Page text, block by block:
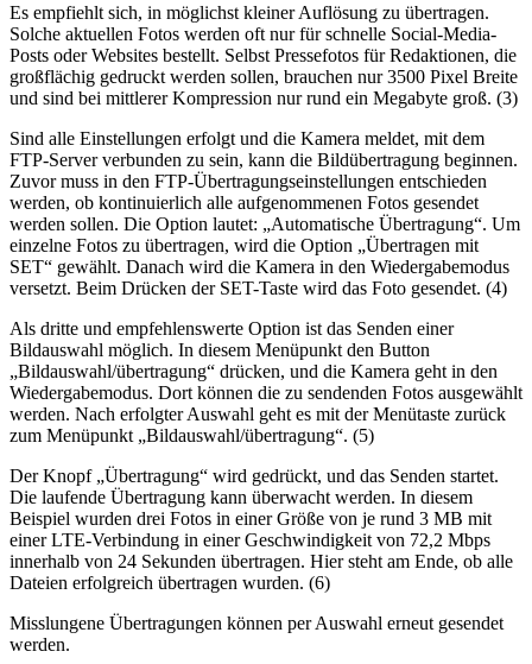
Es empfiehlt sich, in möglichst kleiner Auflösung zu übertragen.
Solche aktuellen Fotos werden oft nur für schnelle Social-Media-
Posts oder Websites bestellt. Selbst Pressefotos für Redaktionen, die
großflächig gedruckt werden sollen, brauchen nur 3500 Pixel Breite
und sind bei mittlerer Kompression nur rund ein Megabyte groß. (3)
Sind alle Einstellungen erfolgt und die Kamera meldet, mit dem
FTP-Server verbunden zu sein, kann die Bildübertragung beginnen.
Zuvor muss in den FTP-Übertragungseinstellungen entschieden
werden, ob kontinuierlich alle aufgenommenen Fotos gesendet
werden sollen. Die Option lautet: „Automatische Übertragung“. Um
einzelne Fotos zu übertragen, wird die Option „Übertragen mit
SET“ gewählt. Danach wird die Kamera in den Wiedergabemodus
versetzt. Beim Drücken der SET-Taste wird das Foto gesendet. (4)
Als dritte und empfehlenswerte Option ist das Senden einer
Bildauswahl möglich. In diesem Menüpunkt den Button
„Bildauswahl/übertragung“ drücken, und die Kamera geht in den
Wiedergabemodus. Dort können die zu sendenden Fotos ausgewählt
werden. Nach erfolgter Auswahl geht es mit der Menütaste zurück
zum Menüpunkt „Bildauswahl/übertragung“. (5)
Der Knopf „Übertragung“ wird gedrückt, und das Senden startet.
Die laufende Übertragung kann überwacht werden. In diesem
Beispiel wurden drei Fotos in einer Größe von je rund 3 MB mit
einer LTE-Verbindung in einer Geschwindigkeit von 72,2 Mbps
innerhalb von 24 Sekunden übertragen. Hier steht am Ende, ob alle
Dateien erfolgreich übertragen wurden. (6)
Misslungene Übertragungen können per Auswahl erneut gesendet
werden.